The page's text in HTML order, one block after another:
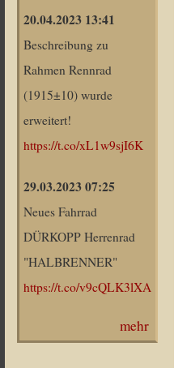
20.04.2023 13:41
Beschreibung zu
Rahmen Rennrad
(1915±10) wurde
erweitert!
https://t.co/xL1w9sjI6K
29.03.2023 07:25
Neues Fahrrad
DÜRKOPP Herrenrad
"HALBRENNER"
https://t.co/v9cQLK3lXA
mehr